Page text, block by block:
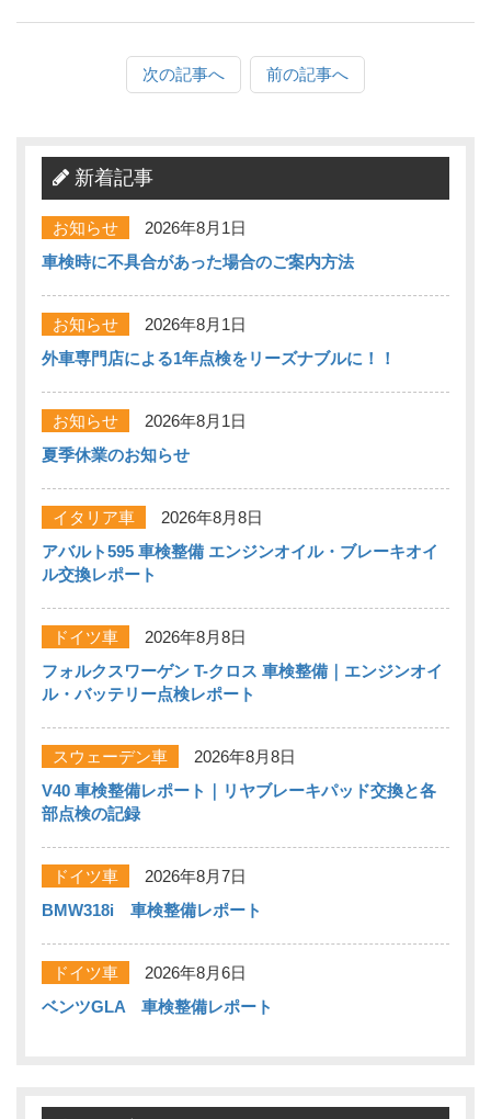
次の記事へ 前の記事へ
新着記事
お知らせ
2026年8月1日
車検時に不具合があった場合のご案内方法
お知らせ
2026年8月1日
外車専門店による1年点検をリーズナブルに！！
お知らせ
2026年8月1日
夏季休業のお知らせ
イタリア車
2026年8月8日
アバルト595 車検整備 エンジンオイル・ブレーキオイ
ル交換レポート
ドイツ車
2026年8月8日
フォルクスワーゲン T-クロス 車検整備｜エンジンオイ
ル・バッテリー点検レポート
スウェーデン車
2026年8月8日
V40 車検整備レポート｜リヤブレーキパッド交換と各
部点検の記録
ドイツ車
2026年8月7日
BMW318i 車検整備レポート
ドイツ車
2026年8月6日
ベンツGLA 車検整備レポート